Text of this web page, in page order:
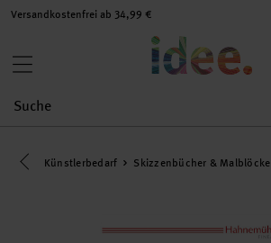
Versandkostenfrei ab 34,99 €
Eine Kategorie zurück navigieren
Künstlerbedarf Skizzenbücher & Malblöcke